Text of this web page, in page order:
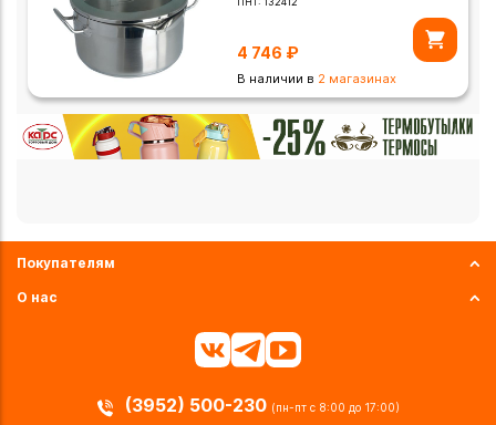
4 746 ₽
В наличии в 2 магазинах
Покупателям
О нас
(3952) 500-230 (пн-пт с 8:00 до 17:00)